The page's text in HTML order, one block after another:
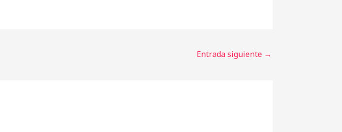
Entrada siguiente →